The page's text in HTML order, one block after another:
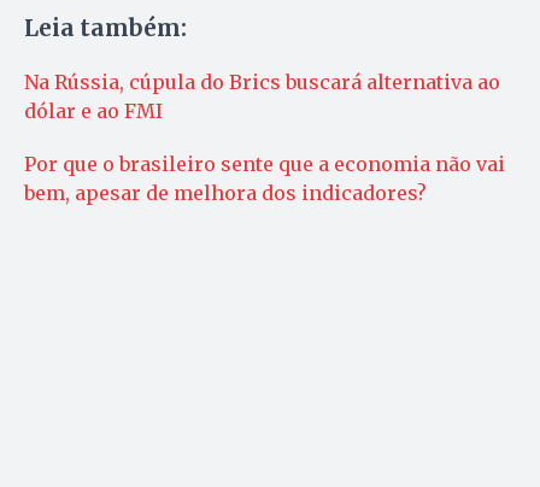
Leia também:
Na Rússia, cúpula do Brics buscará alternativa ao
dólar e ao FMI
Por que o brasileiro sente que a economia não vai
bem, apesar de melhora dos indicadores?